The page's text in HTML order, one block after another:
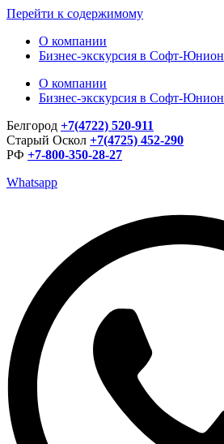
Перейти к содержимому
О компании
Бизнес-экскурсия в Софт-Юнион
О компании
Бизнес-экскурсия в Софт-Юнион
Белгород +7(4722) 520-911
Старый Оскол +7(4725) 452-290
РФ +7-800-350-28-27
Whatsapp